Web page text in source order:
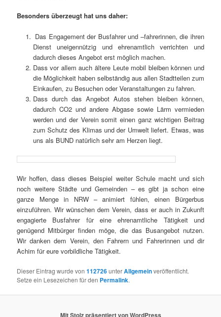
Besonders überzeugt hat uns daher:
Das Engagement der Busfahrer und –fahrerinnen, die ihren
Dienst uneigennützig und ehrenamtlich verrichten und
dadurch dieses Angebot erst möglich machen.
Dass vor allem auch ältere Leute mobil bleiben können und
die Möglichkeit haben selbständig aus allen Stadtteilen zum
Einkaufen, zu Besuchen oder Veranstaltungen zu fahren.
Dass durch das Angebot Autos stehen bleiben können,
dadurch CO2 und andere Abgase sowie Lärm vermieden
werden und der Verein somit einen ganz wichtigen Beitrag
zum Schutz des Klimas und der Umwelt liefert. Etwas, was
uns als BUND natürlich sehr am Herzen liegt.
Wir hoffen, dass dieses Beispiel weiter Schule macht und sich
noch weitere Städte und Gemeinden – es gibt ja schon eine
ganze Menge in NRW – animiert fühlen, einen Bürgerbus
einzuführen. Wir wünschen dem Verein, dass er auch in Zukunft
engagierte Busfahrer für eine ehrenamtliche Tätigkeit und
genügend Mitbürger finden möge, die das Busangebot nutzen.
Wir danken dem Verein, den Fahrern und Fahrerinnen und dir
Achim für eure vorbildliche Tätigkeit.
Dieser Eintrag wurde von112726unterAllgemeinveröffentlicht.
Setze ein Lesezeichen für den Permalink.
Mit Stolz präsentiert von WordPress